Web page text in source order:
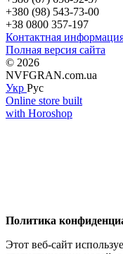
+380 (98) 543-73-00
+38 0800 357-197
Контактная
Полная версия сайта
© 2026
NVFGRAN.com.ua
Укр Рус
Online store built
with Horoshop
Политика
Этот веб-сайт